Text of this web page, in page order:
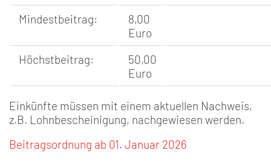
Mindestbeitrag:
8,00
Euro
Höchstbeitrag:
50,00
Euro
Einkünfte müssen mit einem aktuellen Nachweis,
z.B. Lohnbescheinigung, nachgewiesen werden.
Beitragsordnung ab 01. Januar 2026